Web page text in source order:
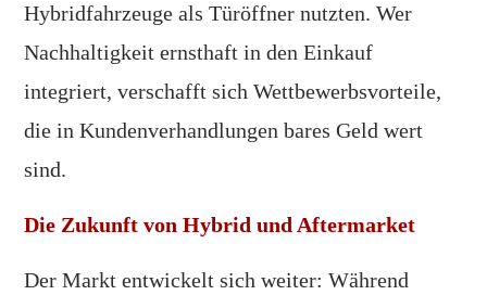
Hybridfahrzeuge als Türöffner nutzten. Wer
Nachhaltigkeit ernsthaft in den Einkauf
integriert, verschafft sich Wettbewerbsvorteile,
die in Kundenverhandlungen bares Geld wert
sind.
Die Zukunft von Hybrid und Aftermarket
Der Markt entwickelt sich weiter: Während